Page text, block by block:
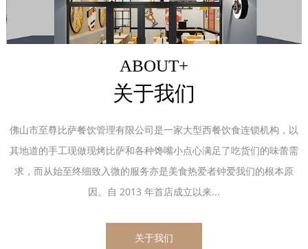
ABOUT+
关于我们
佛山市至尊比萨餐饮管理有限公司是一家大型西餐饮食连锁机构，以
其地道的手工现做现烤比萨和各种馋嘴小点心满足了吃货们的味蕾需
求，而从始至终细致入微的服务亦是美食热爱者钟爱我们的根本原
因。自 2013 年首店成立以来...
关于我们